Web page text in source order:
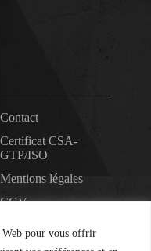
Web pour vous offrir
Contact
Certificat CSA-
GTP/ISO
Mentions légales
CGV